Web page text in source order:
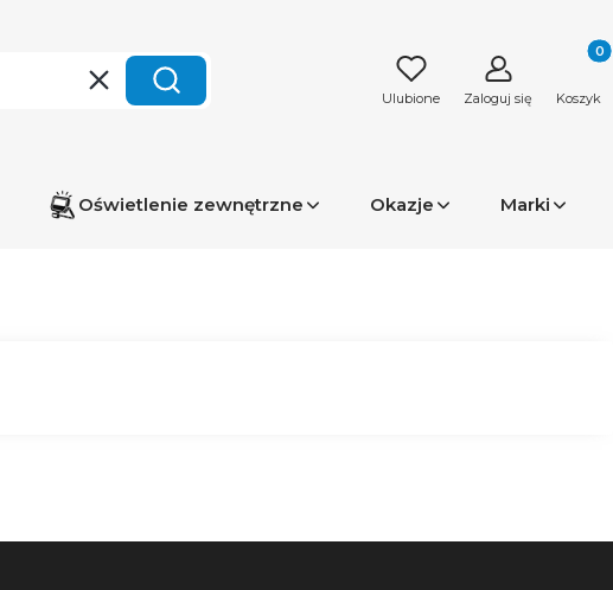
WyczyśćSzukaj Ulubione Zaloguj się Koszyk
Oświetlenie zewnętrzne Okazje Marki